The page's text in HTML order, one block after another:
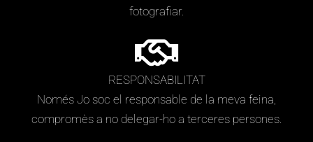
fotografiar.
RESPONSABILITAT
Només Jo soc el responsable de la meva feina,
compromès a no delegar-ho a terceres persones.